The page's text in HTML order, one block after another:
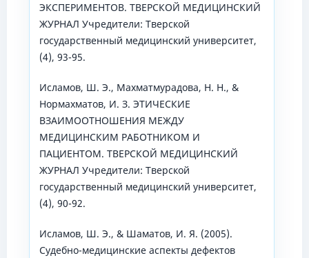
ЭКСПЕРИМЕНТОВ. ТВЕРСКОЙ МЕДИЦИНСКИЙ
ЖУРНАЛ Учредители: Тверской
государственный медицинский университет,
(4), 93-95.
Исламов, Ш. Э., Махматмурадова, Н. Н., &
Нормахматов, И. З. ЭТИЧЕСКИЕ
ВЗАИМООТНОШЕНИЯ МЕЖДУ
МЕДИЦИНСКИМ РАБОТНИКОМ И
ПАЦИЕНТОМ. ТВЕРСКОЙ МЕДИЦИНСКИЙ
ЖУРНАЛ Учредители: Тверской
государственный медицинский университет,
(4), 90-92.
Исламов, Ш. Э., & Шаматов, И. Я. (2005).
Судебно-медицинские аспекты дефектов